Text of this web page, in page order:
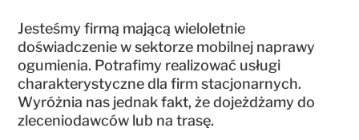
Jesteśmy firmą mającą wieloletnie
doświadczenie w sektorze mobilnej naprawy
ogumienia. Potrafimy realizować usługi
charakterystyczne dla firm stacjonarnych.
Wyróżnia nas jednak fakt, że dojeżdżamy do
zleceniodawców lub na trasę.